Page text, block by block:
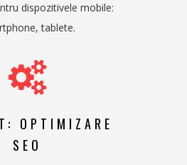
dispozitivele mobile:
tablete.
OPTIMIZARE
SEO